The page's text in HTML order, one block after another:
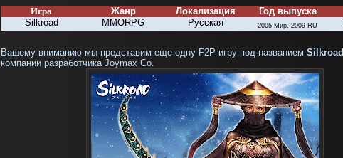
Игра
Жанр Локализация Год выпуска
Silkroad
MMORPG Русская 2005-Мир, 2009-RU
Вашему вниманию мы представим еще одну F2P игру под названием Silkroad
компании разработчика Joymax Co.